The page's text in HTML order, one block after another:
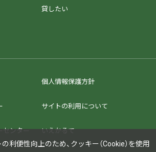
貸したい
個人情報保護方針
サイトの利用について
センター いえかるて
利便性向上のため、クッキー（Cookie）を使用